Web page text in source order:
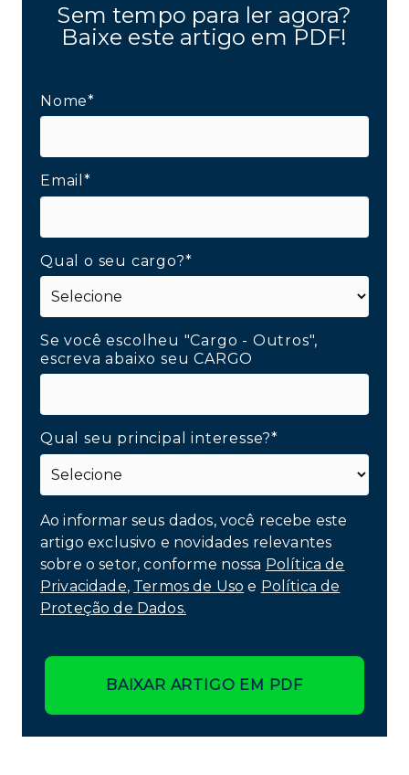
Sem tempo para ler agora?
Baixe este artigo em PDF!
Nome*
Email*
Qual o seu cargo?*
Se você escolheu "Cargo - Outros",
escreva abaixo seu CARGO
Qual seu principal interesse?*
Ao informar seus dados, você recebe este
artigo exclusivo e novidades relevantes
sobre o setor, conforme nossa Política de
Privacidade, Termos de Uso e Política de
Proteção de Dados.
BAIXAR ARTIGO EM PDF